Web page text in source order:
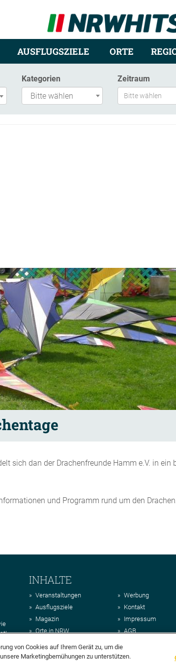
AUSFLUGSZIELE ORTE
Kategorien Zeitraum
sich dan der Drachenfreunde Hamm e.V. in ein
und Programm rund um den
INHALTE
Veranstaltungen
Ausflugsziele
Magazin
Orte in NRW
Regionen in NRW
Über uns
Werbung
Kontakt
Impressum
AGB
von Cookies auf Ihrem Gerät zu, um die
Marketingbemühungen zu unterstützen.